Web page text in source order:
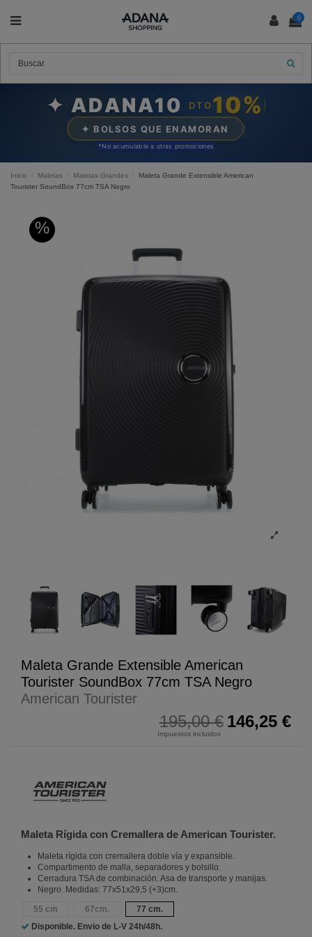
0
✦ ADANA10 DTO10%
✦ BOLSOS QUE ENAMORAN
*No acumulable a otras promociones
Inicio Maletas Maletas Grandes
Maleta Grande Extensible American
Tourister SoundBox 77cm TSA Negro
%
Maleta Grande Extensible American
Tourister SoundBox 77cm TSA Negro
American Tourister
195,00 € 146,25 €
Impuestos incluidos
Maleta Rígida con Cremallera de American Tourister.
Maleta rígida con cremallera doble vía y expansible.
Compartimento de malla, separadores y bolsillo.
Cerradura TSA de combinación. Asa de transporte y manijas.
Negro. Medidas: 77x51x29,5 (+3)cm.
55 cm 67cm.
77 cm.
Disponible. Envio de L-V 24h/48h.